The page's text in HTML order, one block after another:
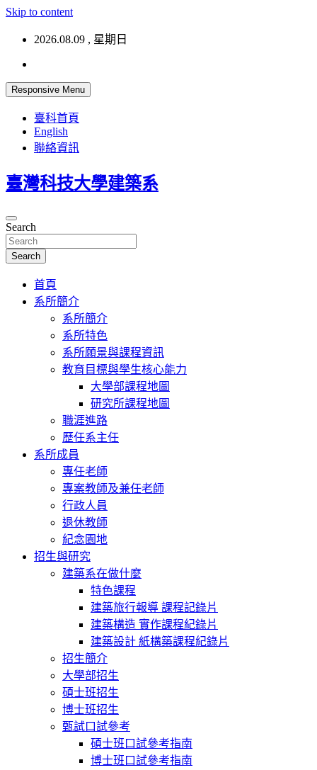
Skip to content
2026.08.09 , 星期日
Responsive Menu
臺科首頁
English
聯絡資訊
臺灣科技大學建築系
Search
Search
首頁
系所簡介
系所簡介
系所特色
系所願景與課程資訊
教育目標與學生核心能力
大學部課程地圖
研究所課程地圖
職涯進路
歷任系主任
系所成員
專任老師
專案教師及兼任老師
行政人員
退休教師
紀念園地
招生與研究
建築系在做什麼
特色課程
建築旅行報導 課程記錄片
建築構造 實作課程紀錄片
建築設計 紙構築課程紀錄片
招生簡介
大學部招生
碩士班招生
博士班招生
甄試口試參考
碩士班口試參考指南
博士班口試參考指南